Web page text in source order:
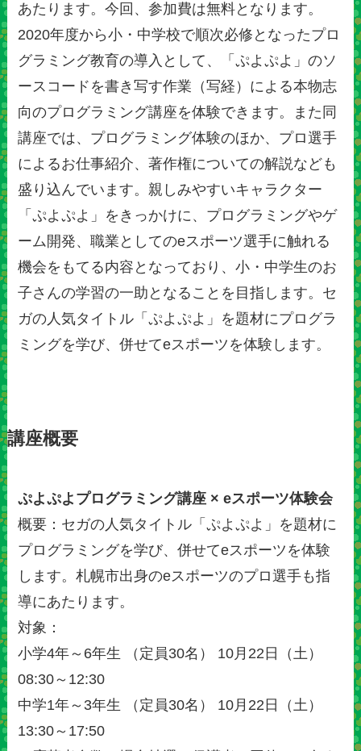
あたります。今回、参加費は無料となります。
2020年度から小・中学校で順次必修となったプロ
グラミング教育の導入として、「ぷよぷよ」のソ
ースコードを書き写す作業（写経）による本物志
向のプログラミング講座を体験できます。また同
講座では、プログラミング体験のほか、プロ選手
によるお仕事紹介、著作権についての解説なども
盛り込んでいます。親しみやすいキャラクター
「ぷよぷよ」をきっかけに、プログラミングやゲ
ーム開発、職業としてのeスポーツ選手に触れる
機会をもてる内容となっており、小・中学生のお
子さんの学習の一助となることを目指します。セ
ガの人気タイトル「ぷよぷよ」を題材にプログラ
ミングを学び、併せてeスポーツを体験します。
講座概要
ぷよぷよプログラミング講座 × eスポーツ体験会
概要：セガの人気タイトル「ぷよぷよ」を題材に
プログラミングを学び、併せてeスポーツを体験
します。札幌市出身のeスポーツのプロ選手も指
導にあたります。
対象：
小学4年～6年生 （定員30名） 10月22日（土）
08:30～12:30
中学1年～3年生 （定員30名） 10月22日（土）
13:30～17:50